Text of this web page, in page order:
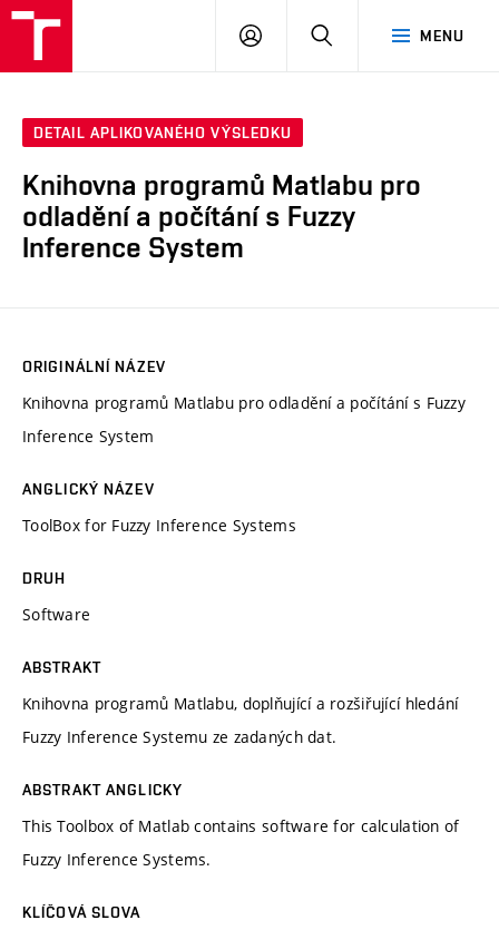
MENU
PŘIHLÁSIT
DETAIL APLIKOVANÉHO VÝSLEDKU
Knihovna programů Matlabu pro
odladění a počítání s Fuzzy
Inference System
ORIGINÁLNÍ NÁZEV
Knihovna programů Matlabu pro odladění a počítání s Fuzzy
Inference System
ANGLICKÝ NÁZEV
ToolBox for Fuzzy Inference Systems
DRUH
Software
ABSTRAKT
Knihovna programů Matlabu, doplňující a rozšiřující hledání
Fuzzy Inference Systemu ze zadaných dat.
ABSTRAKT ANGLICKY
This Toolbox of Matlab contains software for calculation of
Fuzzy Inference Systems.
KLÍČOVÁ SLOVA